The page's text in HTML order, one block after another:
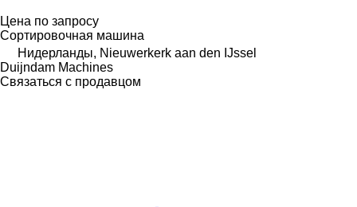
Цена по запросу
Сортировочная машина
Нидерланды, Nieuwerkerk aan den IJssel
Duijndam Machines
Связаться с продавцом